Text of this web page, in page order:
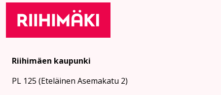
Riihimäen kaupunki
PL 125 (Eteläinen Asemakatu 2)